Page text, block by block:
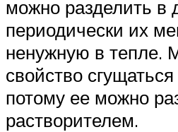
можно разделить в
периодически их
ненужную в тепле.
свойство
потому ее можно
растворителем.